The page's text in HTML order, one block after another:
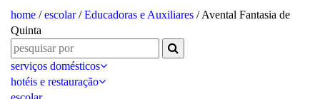
home /escolar/Educadoras e Auxiliares / Avental Fantasia de
Quinta
serviços domésticos
hotéis e restauração